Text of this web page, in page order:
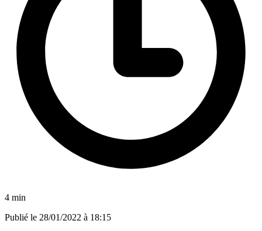
4 min
Publié le 28/01/2022 à 18:15